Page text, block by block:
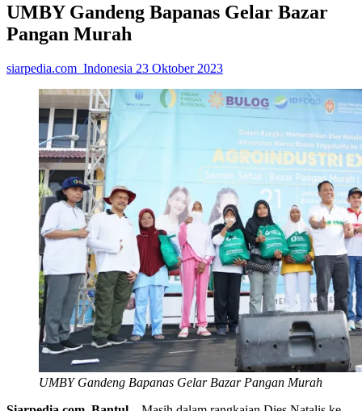
UMBY Gandeng Bapanas Gelar Bazar
Pangan Murah
siarpedia.com_Indonesia 23 Oktober 2023
UMBY Gandeng Bapanas Gelar Bazar Pangan Murah